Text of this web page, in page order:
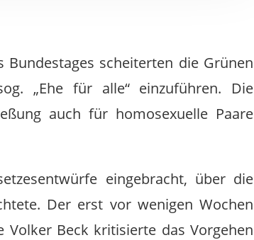
scheiterten die Grünen
„Ehe für alle“ einzuführen. Die
auch für homosexuelle Paare
eingebracht, über die
Der erst vor wenigen Wochen
Volker Beck kritisierte das Vorgehen